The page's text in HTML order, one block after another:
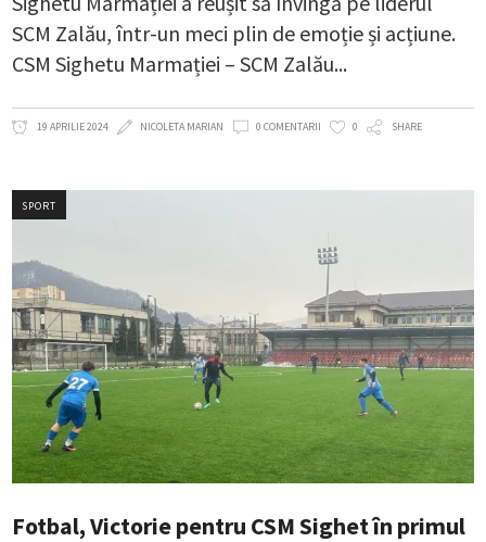
SCM Zalău, într-un meci plin de emoție și acțiune.
CSM Sighetu Marmației – SCM Zalău
19 APRILIE 2024 NICOLETA MARIAN 0 COMENTARII 0 SHARE
SPORT
Fotbal, Victorie pentru CSM Sighet în primul